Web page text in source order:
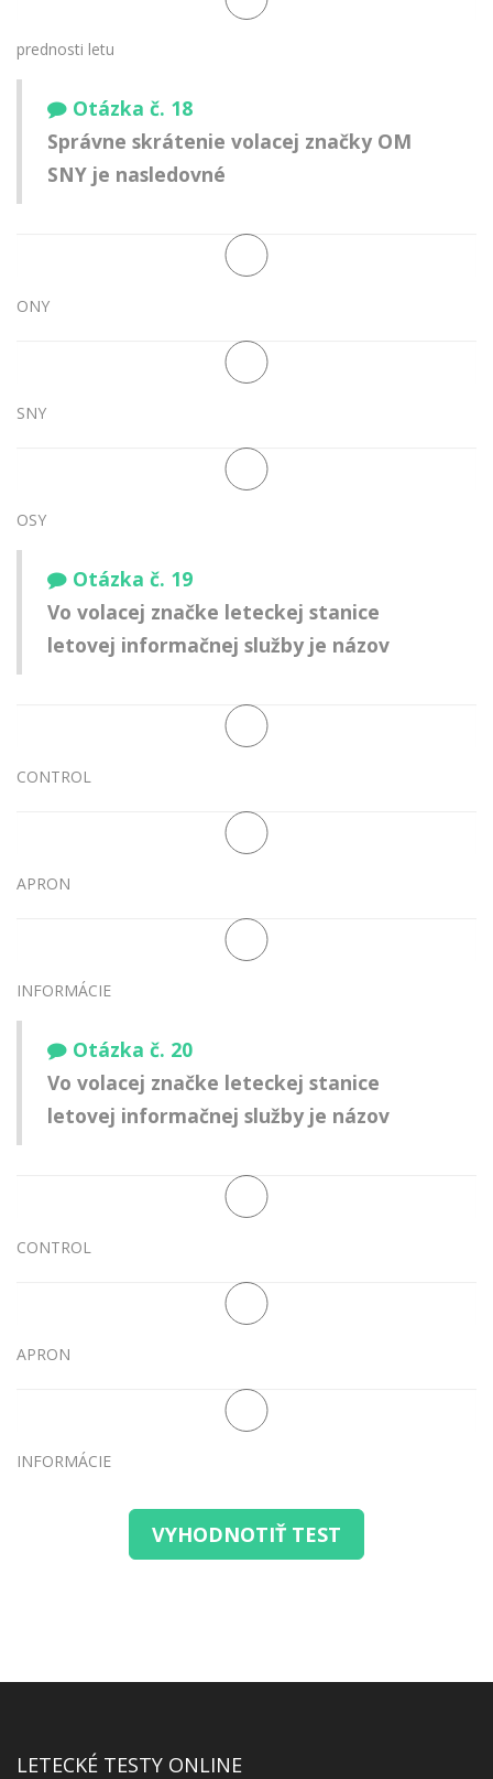
prednosti letu
Otázka č. 18
Správne skrátenie volacej značky OM
SNY je nasledovné
ONY
SNY
OSY
Otázka č. 19
Vo volacej značke leteckej stanice
letovej informačnej služby je názov
CONTROL
APRON
INFORMÁCIE
Otázka č. 20
Vo volacej značke leteckej stanice
letovej informačnej služby je názov
CONTROL
APRON
INFORMÁCIE
VYHODNOTIŤ TEST
LETECKÉ TESTY ONLINE